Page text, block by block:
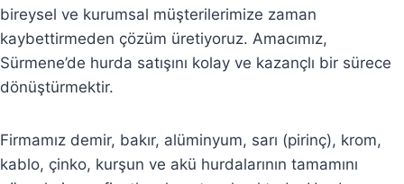
bireysel ve kurumsal müşterilerimize zaman
kaybettirmeden çözüm üretiyoruz. Amacımız,
Sürmene’de hurda satışını kolay ve kazançlı bir sürece
dönüştürmektir.
Firmamız demir, bakır, alüminyum, sarı (pirinç), krom,
kablo, çinko, kurşun ve akü hurdalarının tamamını